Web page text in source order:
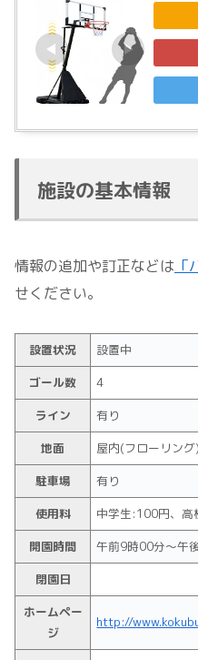
施設の基本情報
情報の追加や訂正などは
せください。
設置状況
設置中
ゴール数
4
ライン
有り
地面
屋内(フローリング)
駐車場
有り
使用料
中学生:100円、高
開園時間
午前9時00分～午
閉園日
ホームペー
ジ
http://